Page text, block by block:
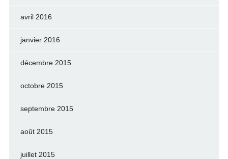
avril 2016
janvier 2016
décembre 2015
octobre 2015
septembre 2015
août 2015
juillet 2015